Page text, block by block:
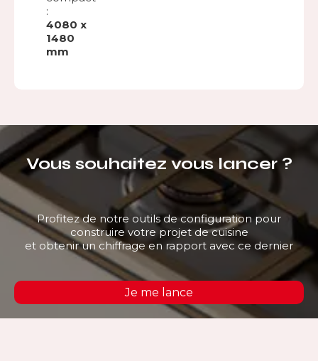
:
4080 x
1480
mm
Vous souhaitez vous lancer ?
Profitez de notre outils de configuration pour
construire votre projet de cuisine
et obtenir un chiffrage en rapport avec ce dernier
Je me lance